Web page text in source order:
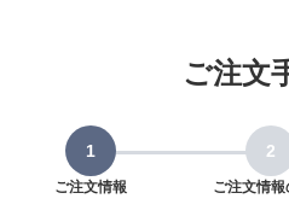
ご注文
ご注文情報 ご注文情